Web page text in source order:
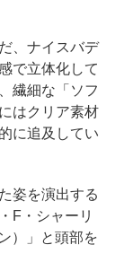
、ナイスバデ
で立体化して
繊細な「ソフ
はクリア素材
に追及してい
姿を演出する
F・シャーリ
）」と頭部を